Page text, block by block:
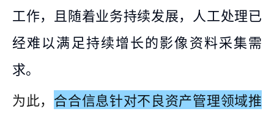
工作，且随着业务持续发展，人工处理已
经难以满足持续增长的影像资料采集需
求。
为此， 合合信息针对不良资产管理领域推